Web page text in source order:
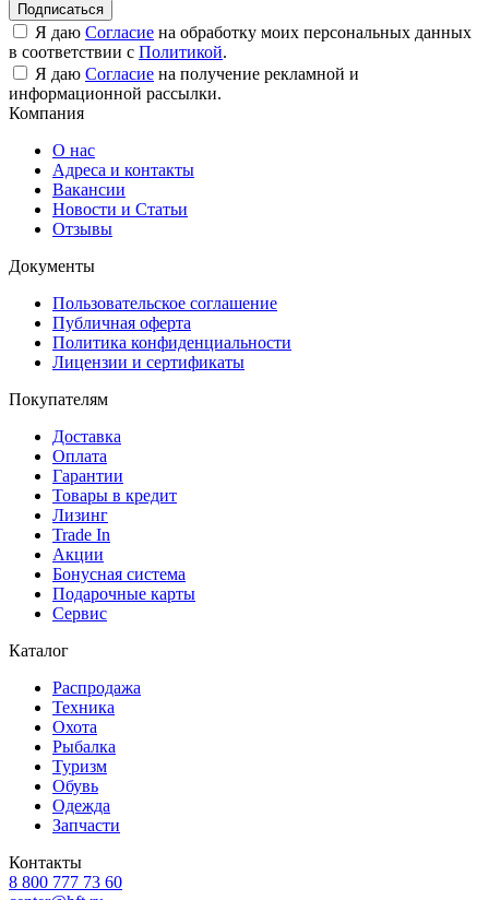
Подписаться
Я даю Согласие на обработку моих персональных данных
в соответствии с Политикой.
Я даю Согласие на получение рекламной и
информационной рассылки.
Компания
О нас
Адреса и контакты
Вакансии
Новости и Статьи
Отзывы
Документы
Пользовательское соглашение
Публичная оферта
Политика конфиденциальности
Лицензии и сертификаты
Покупателям
Доставка
Оплата
Гарантии
Товары в кредит
Лизинг
Trade In
Акции
Бонусная система
Подарочные карты
Сервис
Каталог
Распродажа
Техника
Охота
Рыбалка
Туризм
Обувь
Одежда
Запчасти
Контакты
8 800 777 73 60